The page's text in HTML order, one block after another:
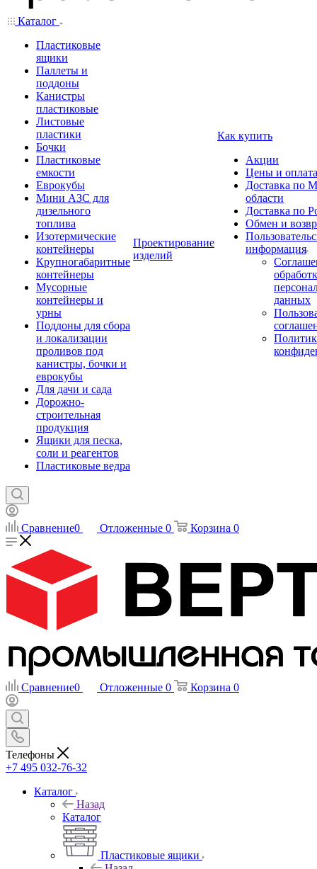
Каталог
Пластиковые
ящики
Паллеты и
поддоны
Канистры
пластиковые
Листовые
пластики
Бочки
Пластиковые
емкости
Еврокубы
Мини АЗС для
дизельного
топлива
Изотермические
контейнеры
Крупногабаритные
контейнеры
Мусорные
контейнеры и
урны
Поддоны для сбора
и локализации
проливов под
канистры, бочки и
еврокубы
Для дачи и сада
Дорожно-
строительная
продукция
Ящики для песка,
соли и реагентов
Пластиковые ведра
Проектирование
изделий
Как купить
Акции
Цены и оплата
Доставка по
области
Доставка по
Обмен и
информация
данных
Сравнение0 Отложенные 0 Корзина 0
Сравнение0 Отложенные 0 Корзина 0
Телефоны
+7 495 032-76-32
Каталог
Назад
Каталог
Пластиковые ящики